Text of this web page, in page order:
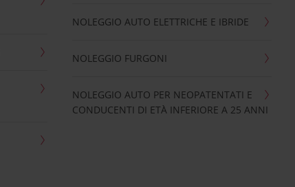
NOLEGGIO AUTO ELETTRICHE E IBRIDE
NOLEGGIO FURGONI
NOLEGGIO AUTO PER NEOPATENTATI E
CONDUCENTI DI ETÀ INFERIORE A 25 ANNI